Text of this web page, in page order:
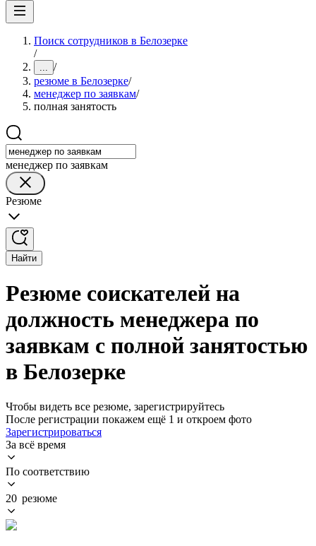
Поиск сотрудников в Белозерке
/
... /
резюме в Белозерке/
менеджер по заявкам/
полная занятость
менеджер по заявкам
Резюме
Найти
Резюме соискателей на
должность менеджера по
заявкам с полной занятостью
в Белозерке
Чтобы видеть все резюме, зарегистрируйтесь
После регистрации покажем ещё 1 и откроем фото
Зарегистрироваться
За всё время
По соответствию
20 резюме